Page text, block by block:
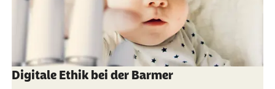
Digitale Ethik bei der Barmer